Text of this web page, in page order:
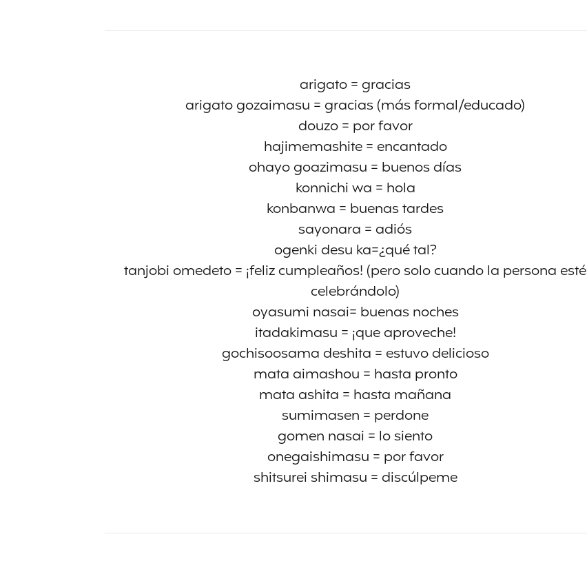
arigato = gracias
arigato gozaimasu = gracias (más formal/educado)
douzo = por favor
hajimemashite = encantado
ohayo goazimasu = buenos días
konnichi wa = hola
konbanwa = buenas tardes
sayonara = adiós
ogenki desu ka=¿qué tal?
tanjobi omedeto = ¡feliz cumpleaños! (pero solo cuando la persona esté
celebrándolo)
oyasumi nasai= buenas noches
itadakimasu = ¡que aproveche!
gochisoosama deshita = estuvo delicioso
mata aimashou = hasta pronto
mata ashita = hasta mañana
sumimasen = perdone
gomen nasai = lo siento
onegaishimasu = por favor
shitsurei shimasu = discúlpeme